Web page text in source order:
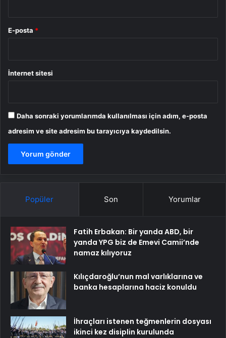
E-posta *
İnternet sitesi
Daha sonraki yorumlarımda kullanılması için adım, e-posta
adresim ve site adresim bu tarayıcıya kaydedilsin.
Popüler Son Yorumlar
Fatih Erbakan: Bir yanda ABD, bir
yanda YPG biz de Emevi Camii’nde
namaz kılıyoruz
Kılıçdaroğlu’nun mal varlıklarına ve
banka hesaplarına haciz konuldu
İhraçları istenen teğmenlerin dosyası
ikinci kez disiplin kurulunda